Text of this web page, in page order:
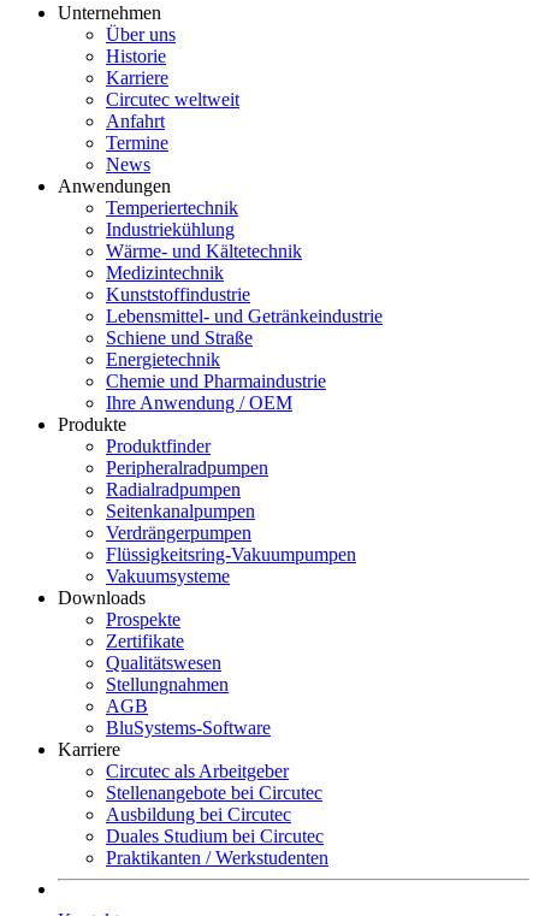
Unternehmen
Über uns
Historie
Karriere
Circutec weltweit
Anfahrt
Termine
News
Anwendungen
Temperiertechnik
Industriekühlung
Wärme- und Kältetechnik
Medizintechnik
Kunststoffindustrie
Lebensmittel- und Getränkeindustrie
Schiene und Straße
Energietechnik
Chemie und Pharmaindustrie
Ihre Anwendung / OEM
Produkte
Produktfinder
Peripheralradpumpen
Radialradpumpen
Seitenkanalpumpen
Verdrängerpumpen
Flüssigkeitsring-Vakuumpumpen
Vakuumsysteme
Downloads
Prospekte
Zertifikate
Qualitätswesen
Stellungnahmen
AGB
BluSystems-Software
Karriere
Circutec als Arbeitgeber
Stellenangebote bei Circutec
Ausbildung bei Circutec
Duales Studium bei Circutec
Praktikanten / Werkstudenten